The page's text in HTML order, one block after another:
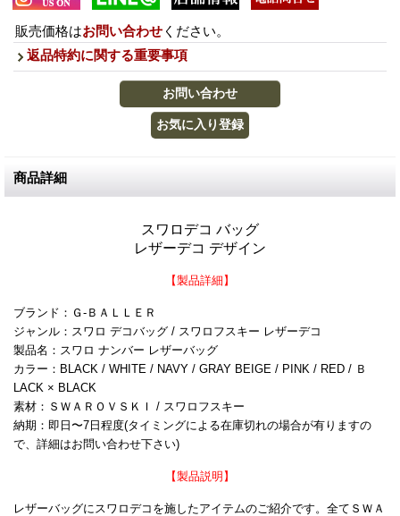
販売価格はお問い合わせ ください。
返品特約に関する重要事項
商品詳細
スワロデコ バッグ
レザーデコ デザイン
【製品詳細】
ブランド：Ｇ-ＢＡＬＬＥＲ
ジャンル：スワロ デコバッグ / スワロフスキー レザーデコ
製品名：スワロ ナンバー レザーバッグ
カラー：BLACK / WHITE / NAVY / GRAY BEIGE / PINK / RED / Ｂ
LACK × BLACK
素材：ＳＷＡＲＯＶＳＫＩ / スワロフスキー
納期：即日〜7日程度(タイミングによる在庫切れの場合が有りますの
で、詳細はお問い合わせ下さい)
【製品説明】
レザーバッグにスワロデコを施したアイテムのご紹介です。全てＳＷＡ